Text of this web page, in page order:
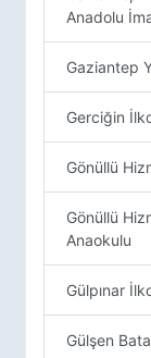
Anadolu
Gaziantep
Gerciğin
Gönüllü
Gönüllü
Anaokulu
Gülpınar
Gülşen